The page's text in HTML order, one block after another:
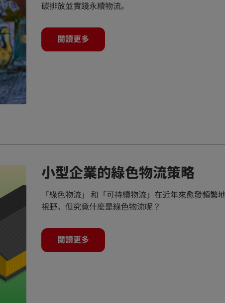
碳排放並實踐永續物流。
閱讀更多
小型企業的綠色物流策略
「綠色物流」 和「可持續物流」在近年來愈發頻繁
視野。但究竟什麼是綠色物流呢？
閱讀更多